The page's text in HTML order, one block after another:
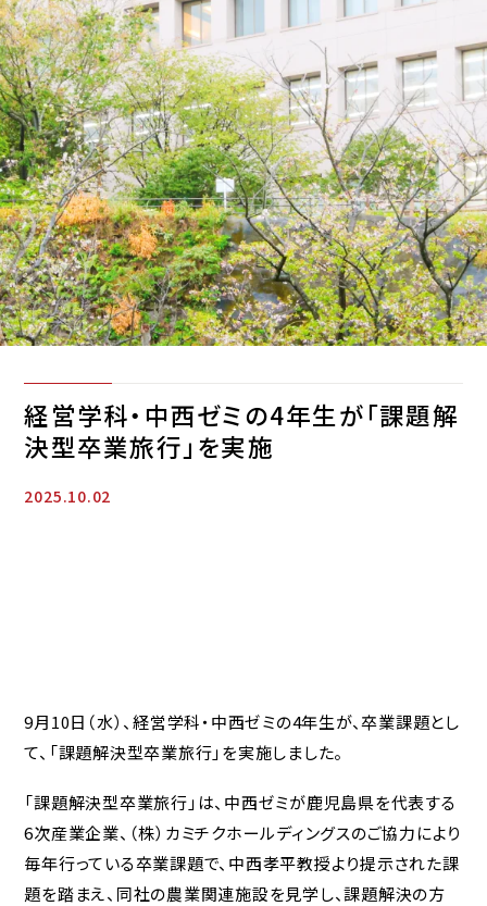
経営学科・中西ゼミの4年生が「課題解
決型卒業旅行」を実施
2025.10.02
9月10日（水）、経営学科・中西ゼミの4年生が、卒業課題とし
て、「課題解決型卒業旅行」を実施しました。
「課題解決型卒業旅行」は、中西ゼミが鹿児島県を代表する
6次産業企業、（株）カミチクホールディングスのご協力により
毎年行っている卒業課題で、中西孝平教授より提示された課
題を踏まえ、同社の農業関連施設を見学し、課題解決の方